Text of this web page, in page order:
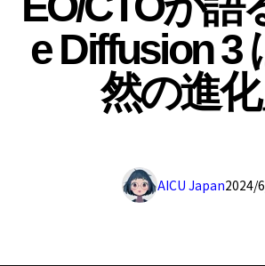
e Diffusion 3
然の進化
2024/
AICU Japan